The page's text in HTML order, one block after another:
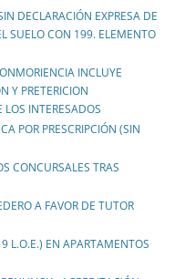
DECLARACIÓN EXPRESA DE
SUELO CON 199. ELEMENTO
INCLUYE
Y PRETERICION
INTERESADOS
POR PRESCRIPCIÓN (SIN
CONCURSALES TRAS
A FAVOR DE TUTOR
L.O.E.) EN APARTAMENTOS